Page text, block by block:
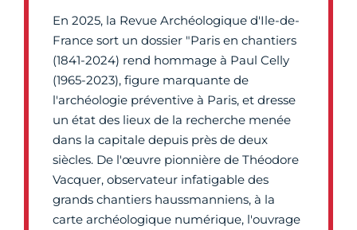
En 2025, la Revue Archéologique d'Ile-de-
France sort un dossier "Paris en chantiers
(1841-2024) rend hommage à Paul Celly
(1965-2023), figure marquante de
l'archéologie préventive à Paris, et dresse
un état des lieux de la recherche menée
dans la capitale depuis près de deux
siècles. De l'œuvre pionnière de Théodore
Vacquer, observateur infatigable des
grands chantiers haussmanniens, à la
carte archéologique numérique, l'ouvrage